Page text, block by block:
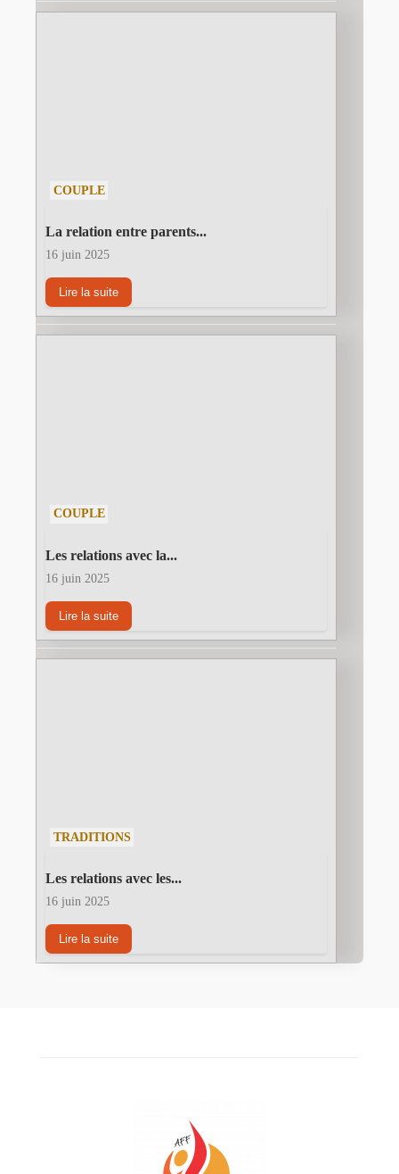
COUPLE
La relation entre parents...
16 juin 2025
Lire la suite
COUPLE
Les relations avec la...
16 juin 2025
Lire la suite
TRADITIONS
Les relations avec les...
16 juin 2025
Lire la suite